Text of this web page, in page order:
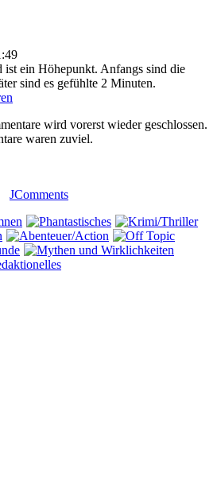
ein Höhepunkt. Anfangs sind die
sind es gefühlte 2 Minuten.
wird vorerst wieder geschlossen.
waren zuviel.
JComments